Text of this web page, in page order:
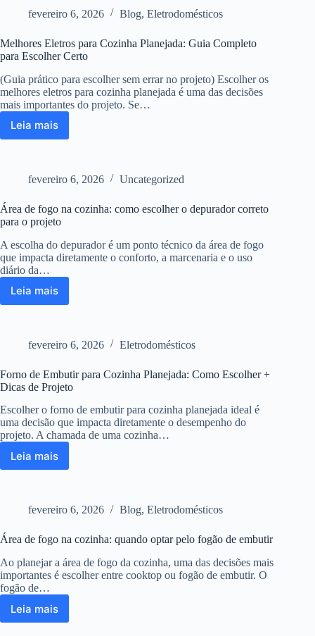
preço
um
móvel
sob
medida?
fevereiro 6, 2026 Blog, Eletrodomésticos
Melhores Eletros para Cozinha Planejada: Guia Completo
para Escolher Certo
(Guia prático para escolher sem errar no projeto) Escolher os
melhores eletros para cozinha planejada é uma das decisões
mais importantes do projeto. Se…
Leia mais
Melhores
Planejada:
Completo
para
Escolher
Certo
fevereiro 6, 2026 Uncategorized
Área de fogo na cozinha: como escolher o depurador correto
para o projeto
A escolha do depurador é um ponto técnico da área de fogo
que impacta diretamente o conforto, a marcenaria e o uso
diário da…
Leia mais
Área
de
cozinha:
escolher
o
depurador
correto
para
o
projeto
fevereiro 6, 2026 Eletrodomésticos
Forno de Embutir para Cozinha Planejada: Como Escolher +
Dicas de Projeto
Escolher o forno de embutir para cozinha planejada ideal é
uma decisão que impacta diretamente o desempenho do
projeto. A chamada de uma cozinha…
Leia mais
Forno
Cozinha
Como
Escolher
+
Dicas
de
Projeto
fevereiro 6, 2026 Blog, Eletrodomésticos
Área de fogo na cozinha: quando optar pelo fogão de embutir
Ao planejar a área de fogo da cozinha, uma das decisões mais
importantes é escolher entre cooktop ou fogão de embutir. O
fogão de…
Leia mais
Área